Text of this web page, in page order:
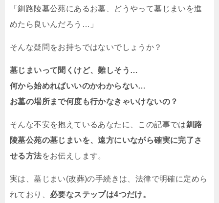
「釧路陵墓公苑にあるお墓、どうやって墓じまいを進
めたら良いんだろう…」
そんな疑問をお持ちではないでしょうか？
墓じまいって聞くけど、難しそう…
何から始めればいいのかわからない…
お墓の場所まで何度も行かなきゃいけないの？
そんな不安を抱えているあなたに、この記事では釧路
陵墓公苑の墓じまいを、遠方にいながら確実に完了さ
せる方法をお伝えします。
実は、墓じまい(改葬)の手続きは、法律で明確に定めら
れており、 必要なステップは4つだけ。